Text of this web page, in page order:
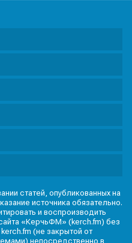
статей, опубликованных на
источника обязательно.
и воспроизводить
«КерчьФМ» (kerch.fm) без
(не закрытой от
непосредственно в